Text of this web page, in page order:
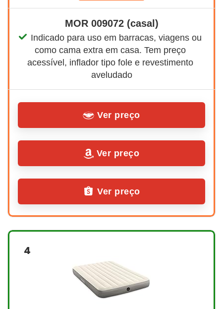
MOR 009072 (casal)
Indicado para uso em barracas, viagens ou
como cama extra em casa. Tem preço
acessível, inflador tipo fole e revestimento
aveludado
Ver preço
Ver preço
Ver preço
4